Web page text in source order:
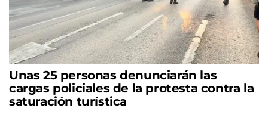
Unas 25 personas denunciarán las
cargas policiales de la protesta contra la
saturación turística